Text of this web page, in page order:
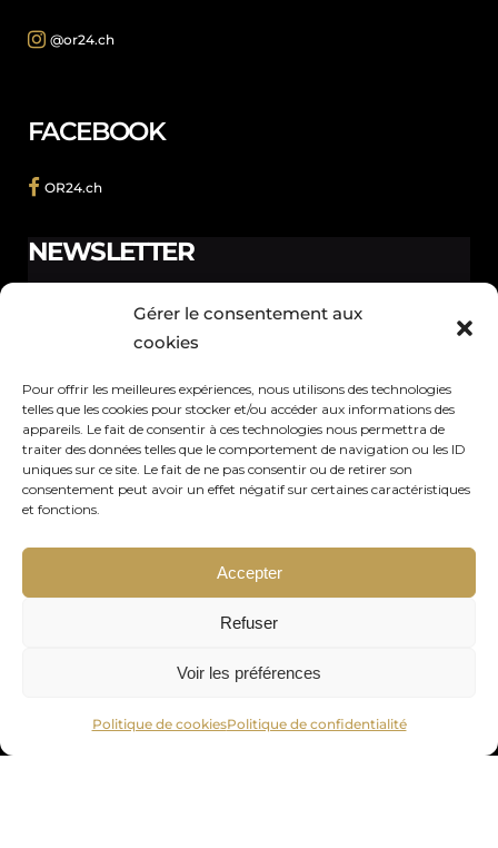
Gérer le consentement aux
cookies
Pour offrir les meilleures expériences, nous utilisons des technologies
telles que les cookies pour stocker et/ou accéder aux informations des
appareils. Le fait de consentir à ces technologies nous permettra de
traiter des données telles que le comportement de navigation ou les ID
uniques sur ce site. Le fait de ne pas consentir ou de retirer son
consentement peut avoir un effet négatif sur certaines caractéristiques
et fonctions.
Accepter
Refuser
Voir les préférences
Politique de cookiesPolitique de confidentialité
@or24.ch
FACEBOOK
OR24.ch
NEWSLETTER
nous réservons à nos fidèles abonnés.
Votre adresse de messagerie est uniquement utilisée pour vous
envoyer notre lettre d'information ainsi que des informations
concernant nos activités. Vous pouvez à tout moment utiliser le lien
© OR24 – 2023